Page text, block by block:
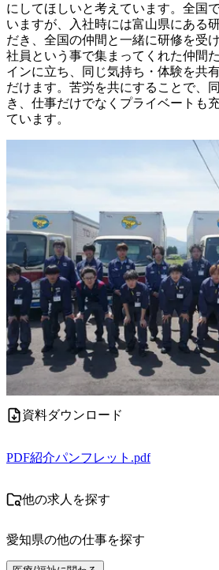
にしてほしいと考えています。全国
いますが、入社時には富山県にある
だき、全国の仲間と一緒に研修を受
社員という事で集まってくれた仲間
インに立ち、同じ気持ち・体験を共
だけます。苦労を共にすることで、
き、仕事だけでなくプライベートも
ています。
資料ダウンロード
PDF紹介パンフレット.pdf
他の求人を探す
愛知県の他の仕事を探す